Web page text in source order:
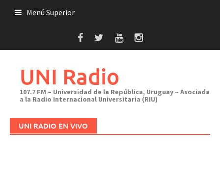
Menú Superior
UNI Radio
107.7 FM – Universidad de la República, Uruguay – Asociada
a la Radio Internacional Universitaria (RIU)
UNI RADIO EN VIVO